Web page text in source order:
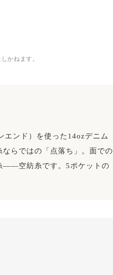
かねます。
エンド）を使った14ozデニム
らではの「点落ち」。面での
——空紡糸です。5ポケットの